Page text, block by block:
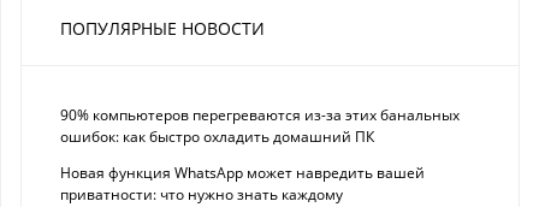
ПОПУЛЯРНЫЕ НОВОСТИ
90% компьютеров перегреваются из-за этих банальных
ошибок: как быстро охладить домашний ПК
Новая функция WhatsApp может навредить вашей
приватности: что нужно знать каждому